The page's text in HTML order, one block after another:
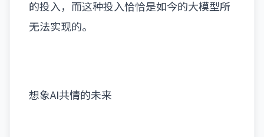
的投入，而这种投入恰恰是如今的大模型所
无法实现的。
想象AI共情的未来